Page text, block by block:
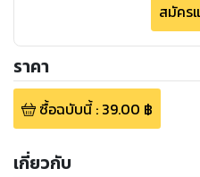
สมัคร
ราคา
ซื้อฉบับนี้: 39.00 ฿
เกี่ยวกับ